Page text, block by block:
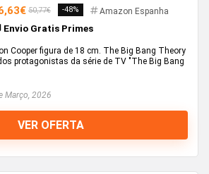
50,77€ -48% Amazon Espanha
Envio Gratis Primes
Cooper figura de 18 cm. The Big Bang Theory
protagonistas da série de TV "The Big Bang
Março, 2026
VER OFERTA